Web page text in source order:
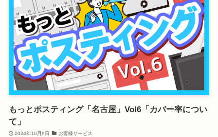
もっとポスティング「名古屋」Vol6「カバー率につい
て」
2024年10月9日 お客様サービス